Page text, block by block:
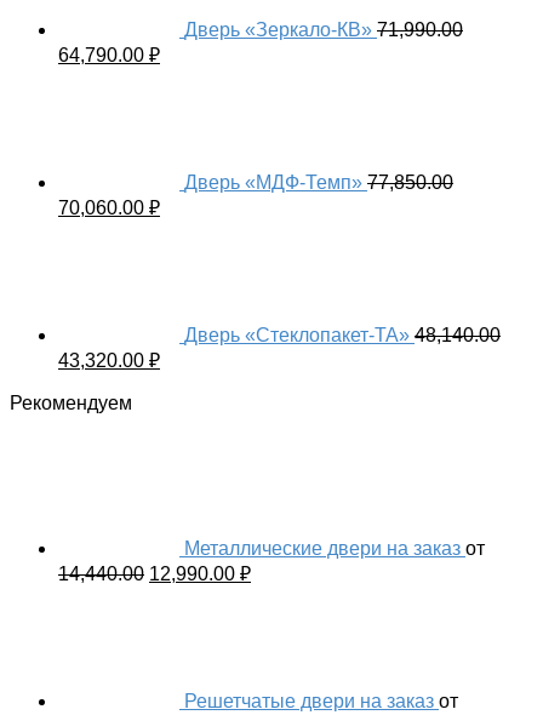
Дверь «Зеркало-КВ» 71,990.00
64,790.00 ₽
Дверь «МДФ-Темп» 77,850.00
70,060.00 ₽
Дверь «Стеклопакет-ТА» 48,140.00
43,320.00 ₽
Рекомендуем
Металлические двери на заказ от
14,440.00 12,990.00 ₽
Решетчатые двери на заказ от